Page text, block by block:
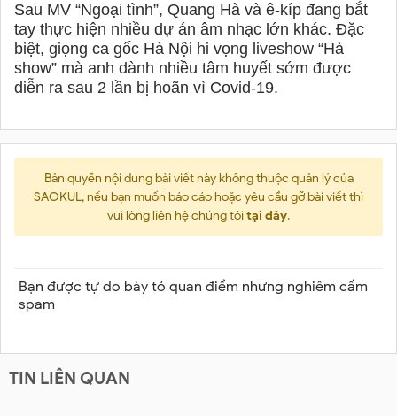
Sau MV “Ngoại tình”, Quang Hà và ê-kíp đang bắt
tay thực hiện nhiều dự án âm nhạc lớn khác. Đặc
biệt, giọng ca gốc Hà Nội hi vọng liveshow “Hà
show” mà anh dành nhiều tâm huyết sớm được
diễn ra sau 2 lần bị hoãn vì Covid-19.
Bản quyền nội dung bài viết này không thuộc quản lý của
SAOKUL, nếu bạn muốn báo cáo hoặc yêu cầu gỡ bài viết thì
vui lòng liên hệ chúng tôitại đây.
Bạn được tự do bày tỏ quan điểm nhưng nghiêm cấm
spam
TIN LIÊN QUAN